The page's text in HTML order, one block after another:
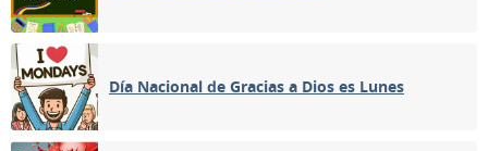
Día Nacional de Gracias a Dios es Lunes